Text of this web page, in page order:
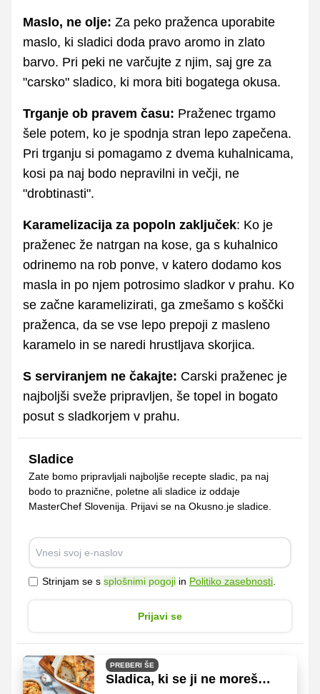
Maslo, ne olje: Za peko praženca uporabite
maslo, ki sladici doda pravo aromo in zlato
barvo. Pri peki ne varčujte z njim, saj gre za
"carsko" sladico, ki mora biti bogatega okusa.
Trganje ob pravem času: Praženec trgamo
šele potem, ko je spodnja stran lepo zapečena.
Pri trganju si pomagamo z dvema kuhalnicama,
kosi pa naj bodo nepravilni in večji, ne
"drobtinasti".
Karamelizacija za popoln zaključek: Ko je
praženec že natrgan na kose, ga s kuhalnico
odrinemo na rob ponve, v katero dodamo kos
masla in po njem potrosimo sladkor v prahu. Ko
se začne karamelizirati, ga zmešamo s koščki
praženca, da se vse lepo prepoji z masleno
karamelo in se naredi hrustljava skorjica.
S serviranjem ne čakajte: Carski praženec je
najboljši sveže pripravljen, še topel in bogato
posut s sladkorjem v prahu.
Sladice
Zate bomo pripravljali najboljše recepte sladic, pa naj
bodo to praznične, poletne ali sladice iz oddaje
MasterChef Slovenija. Prijavi se na Okusno.je sladice.
Strinjam se s splošnimi pogoji in Politiko zasebnosti
Prijavi se
PREBERI ŠE
Sladica, ki se ji ne moreš